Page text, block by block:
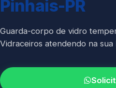
Guarda-Corpo
Espelho Sob Medida
Fachada de Vidro
Pinhais-PR
Guarda-corpo de vidro
Vidraceiros atendendo na sua